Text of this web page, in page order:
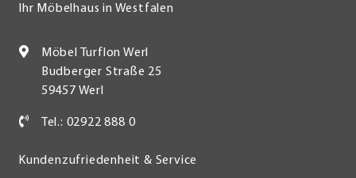
Ihr Möbelhaus in Westfalen
Möbel Turflon Werl
Budberger Straße 25
59457 Werl
Tel.: 02922 888 0
Kundenzufriedenheit & Service